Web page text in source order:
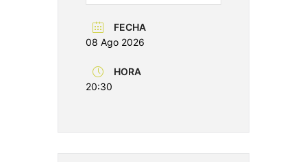
FECHA
08 Ago 2026
HORA
20:30